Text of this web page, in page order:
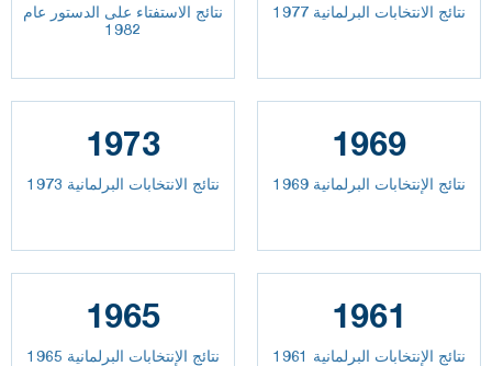
نتائج الاستفتاء على الدستور عام
1982
نتائج الانتخابات البرلمانية 1977
1973
نتائج الانتخابات البرلمانية 1973
1969
نتائج الإنتخابات البرلمانية 1969
1965
نتائج الإنتخابات البرلمانية 1965
1961
نتائج الإنتخابات البرلمانية 1961